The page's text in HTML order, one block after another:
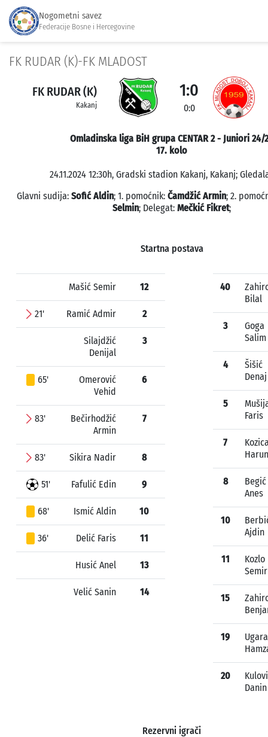
Nogometni savez
Federacije Bosne i Hercegovine
FK RUDAR (K)-FK MLADOST
FK RUDAR (K)
Kakanj
1:0
0:0
Omladinska liga BiH grupa CENTAR 2 - Juniori 24/
17. kolo
24.11.2024 12:30h, Gradski stadion Kakanj, Kakanj;
Glavni sudija: Sofić Aldin; 1. pomoćnik: Čamdžić Armin; 2.
Selmin; Delegat: Mečkić Fikret;
Startna postava
Mašić Semir 12
21' Ramić Admir 2
Silajdžić
Denijal
3
65'
Omerović
Vehid
6
83'
Bečirhodžić
Armin
7
83' Sikira Nadir 8
51' Fafulić Edin 9
68' Ismić Aldin 10
36' Delić Faris 11
Husić Anel 13
Velić Sanin 14
40
Bilal
3
Goga
Salim
4
Šišić
Denaj
5
Faris
7
Harun
8
Begić
Anes
10
Ajdin
11
Kozlo
Semir
15
19
20
Danin
Rezervni igrači